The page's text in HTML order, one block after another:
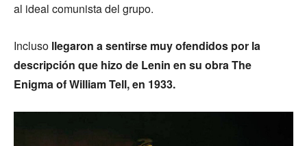
al ideal comunista del grupo.
Incluso llegaron a sentirse muy ofendidos por la
descripción que hizo de Lenin en su obra The
Enigma of William Tell, en 1933.